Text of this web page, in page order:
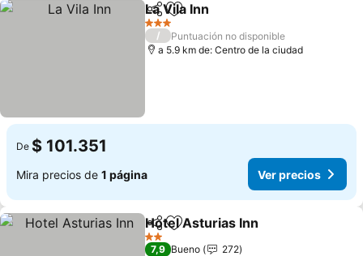
CompartirAgregar a favoritos
La Vila Inn
3 Estrellas
/
Puntuación no disponible
a 5.9 km de: Centro de la ciudad
De $ 101.351
Mira precios de 1 página Ver precios
CompartirAgregar a favoritos
Hotel Asturias Inn
2 Estrellas
7,9 Bueno
272